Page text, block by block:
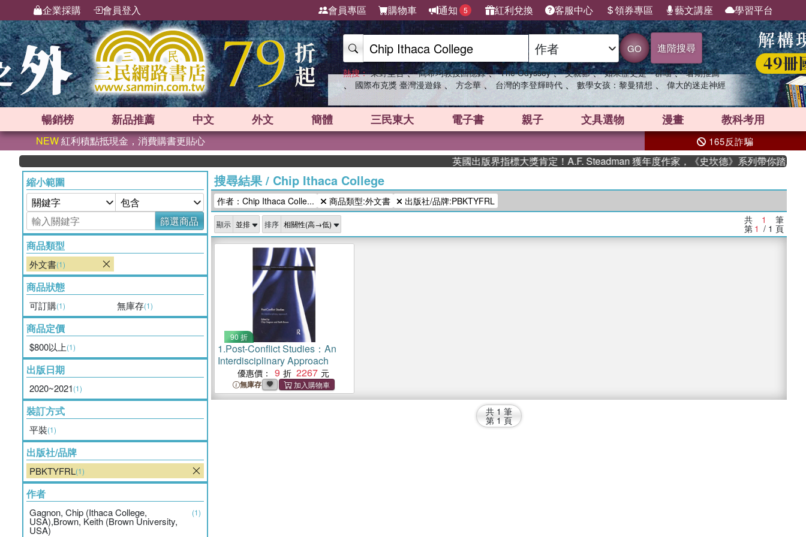
企業採購 會員登入 會員專區 購物車 通知 5 紅利兌換 客服中心 領券專區 藝文講座 學習平台
GO 進階搜尋
熱搜： 東野圭吾 、 高希均教授回憶錄 、 The Odyssey 、 父親節 、 如果歷史是一群喵 、 暑期推薦
、 國際布克獎 臺灣漫遊錄 、 方念華 、 台灣的李登輝時代 、 數學女孩：黎曼猜想 、 偉大的迷走神經
暢銷榜 新品推薦 中文 外文 簡體 三民東大 電子書 親子 文具選物 漫畫 教科考用
NEW紅利積點抵現金，消費購書更貼心 165反詐騙
英國出版界指標大獎肯定！A.F. Steadman 獲年度作家，《史坎德》系列帶你踏上熱血
縮小範圍
篩選商品
商品類型
外文書(1)
商品狀態
可訂購(1) 無庫存(1)
商品定價
$800以上(1)
出版日期
2020~2021(1)
裝訂方式
平裝(1)
出版社/品牌
PBKTYFRL(1)
作者
Gagnon, Chip (Ithaca College,
USA),Brown, Keith (Brown University,
USA)
(1)
搜尋結果/ Chip Ithaca College
作者：Chip Ithaca Colle... 商品類型:外文書 出版社/品牌:PBKTYFRL
顯示 排序 共 1 筆
第 1 / 1 頁
90 折
1.Post-Conflict Studies：An
Interdisciplinary Approach
優惠價： 9 2267
無庫存
共 1 筆
第 1 頁